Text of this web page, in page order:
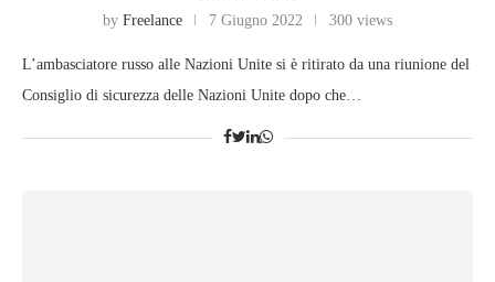
by Freelance 7 Giugno 2022 300 views
L’ambasciatore russo alle Nazioni Unite si è ritirato da una riunione del
Consiglio di sicurezza delle Nazioni Unite dopo che…